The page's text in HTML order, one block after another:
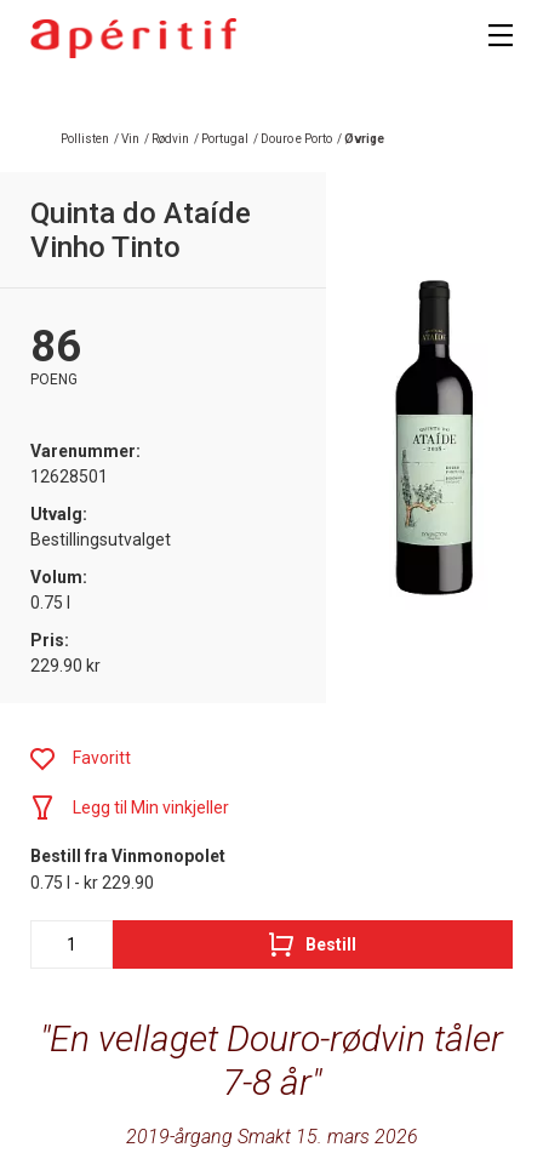
Pollisten /Vin / Rødvin / Portugal / Douro e Porto /Øvrige
Quinta do Ataíde
Vinho Tinto
86
POENG
Varenummer:
12628501
Utvalg:
Bestillingsutvalget
Volum:
0.75 l
Pris:
229.90 kr
En vellaget Douro-rødvin tåler
7-8 år
2019-årgang Smakt 15. mars 2026
Favoritt
Legg til Min vinkjeller
Bestill fra Vinmonopolet
0.75 l - kr 229.90
Bestill